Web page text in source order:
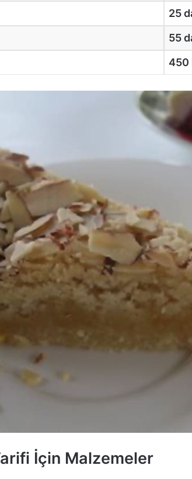
25
55
450
İçin Malzemeler